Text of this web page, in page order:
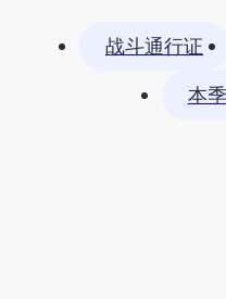
战斗通行证
本